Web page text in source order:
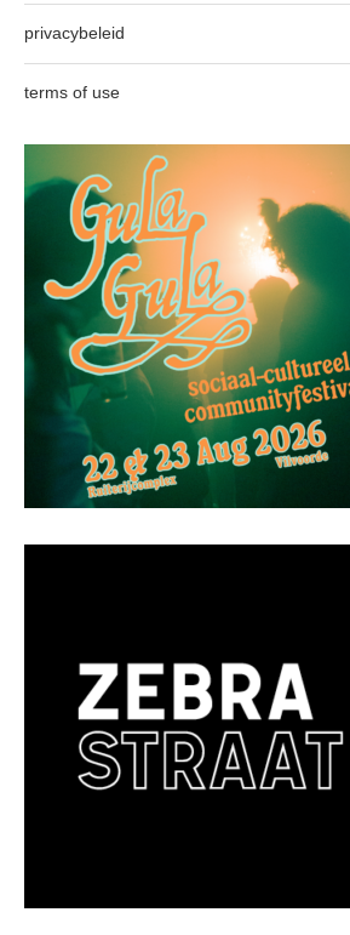
privacybeleid
terms of use